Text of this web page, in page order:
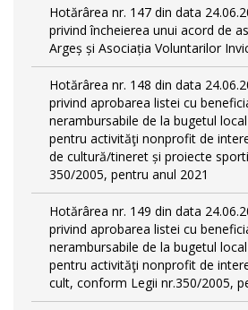
Hotărârea nr. 147 din data
privind încheierea unui acord de
Argeș și Asociația Voluntarilor
Hotărârea nr. 148 din data
privind aprobarea listei cu
nerambursabile de la bugetul
pentru activităţi nonprofit de
de cultură/tineret și proiecte
350/2005, pentru anul 2021
Hotărârea nr. 149 din data
privind aprobarea listei cu
nerambursabile de la bugetul
pentru activităţi nonprofit de
cult, conform Legii nr.350/2005,